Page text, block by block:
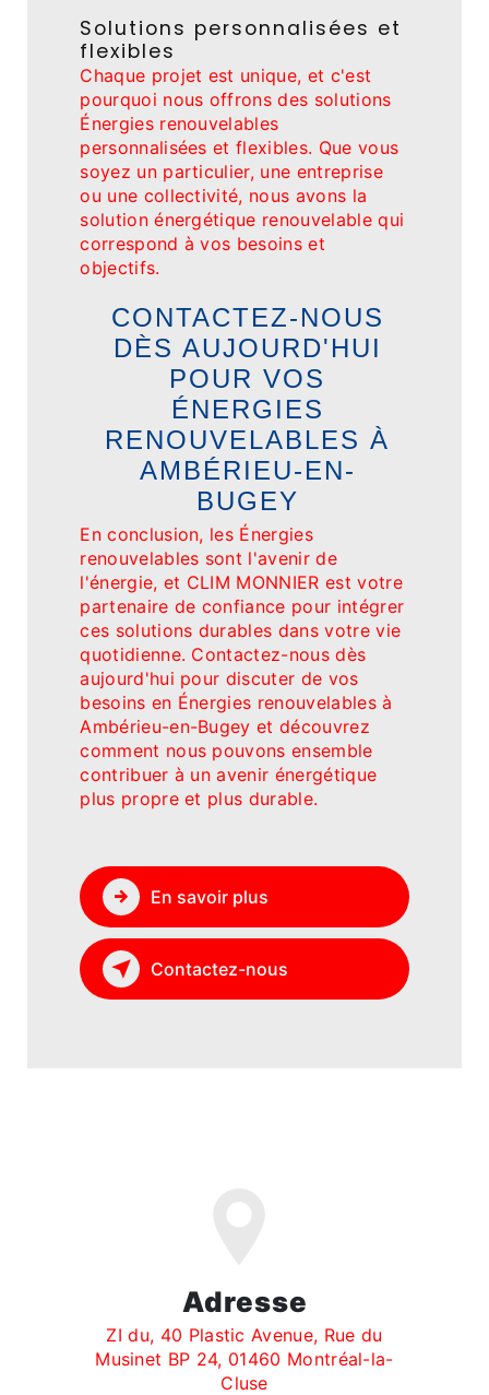
Solutions personnalisées et
flexibles
Chaque projet est unique, et c'est
pourquoi nous offrons des solutions
Énergies renouvelables
personnalisées et flexibles. Que vous
soyez un particulier, une entreprise
ou une collectivité, nous avons la
solution énergétique renouvelable qui
correspond à vos besoins et
objectifs.
CONTACTEZ-NOUS
DÈS AUJOURD'HUI
POUR VOS
ÉNERGIES
RENOUVELABLES À
AMBÉRIEU-EN-
BUGEY
En conclusion, les Énergies
renouvelables sont l'avenir de
l'énergie, et CLIM MONNIER est votre
partenaire de confiance pour intégrer
ces solutions durables dans votre vie
quotidienne. Contactez-nous dès
aujourd'hui pour discuter de vos
besoins en Énergies renouvelables à
Ambérieu-en-Bugey et découvrez
comment nous pouvons ensemble
contribuer à un avenir énergétique
plus propre et plus durable.
En savoir plus
Contactez-nous
Adresse
ZI du, 40 Plastic Avenue, Rue du
Musinet BP 24, 01460 Montréal-la-
Cluse